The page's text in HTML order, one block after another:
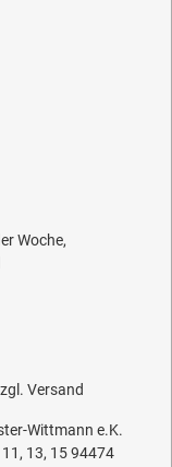
Woche,
Versand
Wittmann e.K.
13, 15 94474